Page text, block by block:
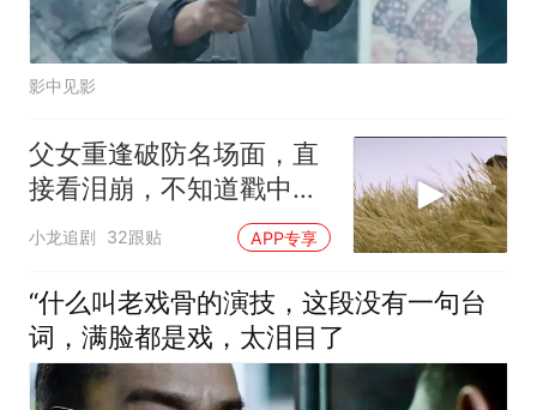
影中见影
父女重逢破防名场面，直
接看泪崩，不知道戳中多
少人的内心
小龙追剧 32跟贴 APP专享
“什么叫老戏骨的演技，这段没有一句台
词，满脸都是戏，太泪目了